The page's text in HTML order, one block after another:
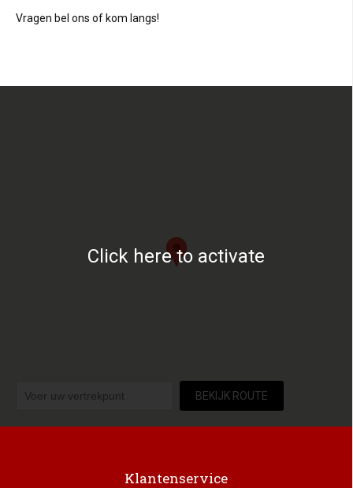
Vragen bel ons of kom langs!
Click here to activate
BEKIJK ROUTE
Klantenservice